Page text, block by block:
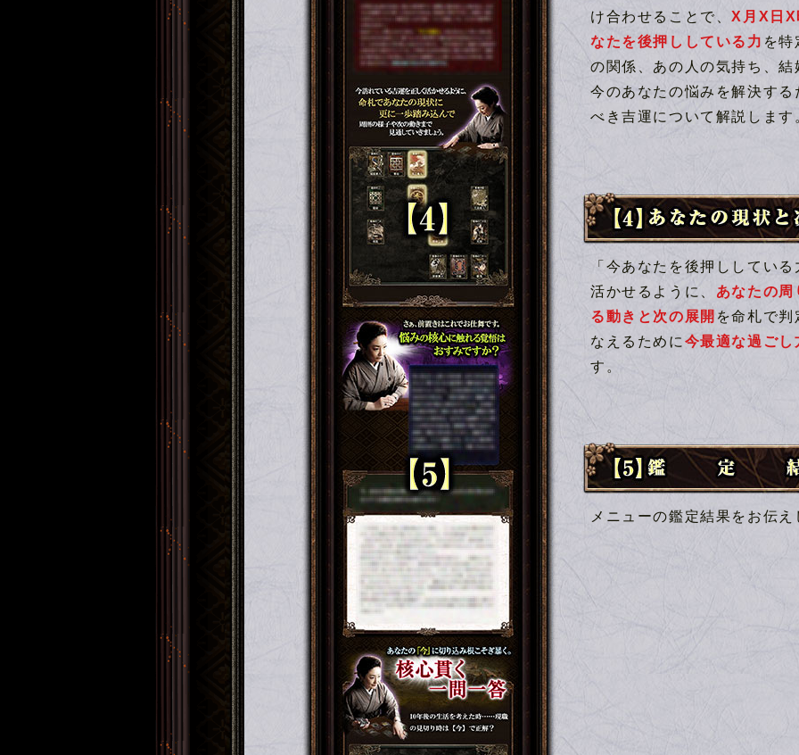
け合わせることで、X月X日
なたを後押ししている力 を特
の関係、あの人の気持ち、
今のあなたの悩みを解決する
べき吉運について解説します
【4】あなたの現状と次の動き
「今あなたを後押ししてい
活かせるように、 あなたの
る動きと次の展開 を命札で
なえるために 今最適な過ごし
す。
【5】鑑定結果
メニューの鑑定結果をお伝え